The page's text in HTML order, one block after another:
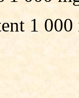
1 000